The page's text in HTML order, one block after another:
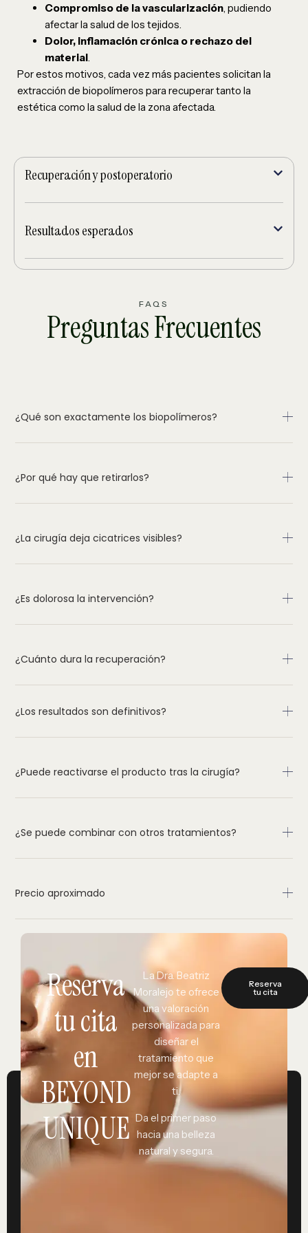
Compromiso de la vascularización, pudiendo
afectar la salud de los tejidos.
Dolor, inflamación crónica o rechazo del
material.
Por estos motivos, cada vez más pacientes solicitan la
extracción de biopolímeros para recuperar tanto la
estética como la salud de la zona afectada.
Recuperación y postoperatorio
Resultados esperados
FAQS
Preguntas Frecuentes
¿Qué son exactamente los biopolímeros?
¿Por qué hay que retirarlos?
¿La cirugía deja cicatrices visibles?
¿Es dolorosa la intervención?
¿Cuánto dura la recuperación?
¿Los resultados son definitivos?
¿Puede reactivarse el producto tras la cirugía?
¿Se puede combinar con otros tratamientos?
Precio aproximado
Reserva
tu cita
en
BEYOND
UNIQUE
La Dra. Beatriz
Moralejo te ofrece
una valoración
personalizada para
diseñar el
tratamiento que
mejor se adapte a
ti.
Da el primer paso
hacia una belleza
natural y segura.
Reserva
tu cita